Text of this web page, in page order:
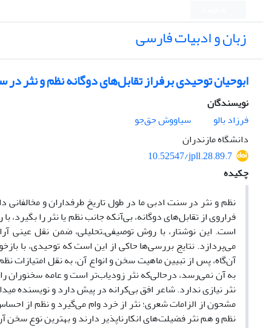
زبان و ادبیات فارسی
ابوحیان توحیدی برفراز تقابل‌های دوگانه نظم و نثر
نویسندگان
فرزاد بالو
سیاووش حق‌جو
دانشگاه مازندران
10.52547/jpll.28.89.7
چکیده
نظم و نثر در سنت ادبی ما در طول تاریخ طرفداران و مخالفانی
فراروی از تقابل‌های دوگانه، بی‌آنکه جانب نظم یا نثر را
است. این نوشتار، با روش توصیفی‌ـ‌تحلیلی، ضمن نقل عینی
می‌پردازد. نتایج بررسی‌ها حاکی از این است که توحیدی، با
آن‌گاه، پس از تبیین ماهیت سخن و انواع آن، به نقل امتیازات
به آن نمی‌رسد، درحالی‌که نثر زودیاب‌تر است و عامه سخنوران
نثر نیازی ندارد. شاعر افق بی‌کرانه در پیش دارد و نویسنده
مشحون از الزامات شعری؛ نثر از خرد وام می‌گیرد و نظم از
نظم و هم نثر فضیلت‌های انکارناپذیر دارند و بهترین نوع